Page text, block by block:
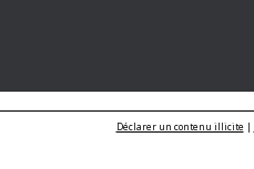
Déclarer un contenu illicite|